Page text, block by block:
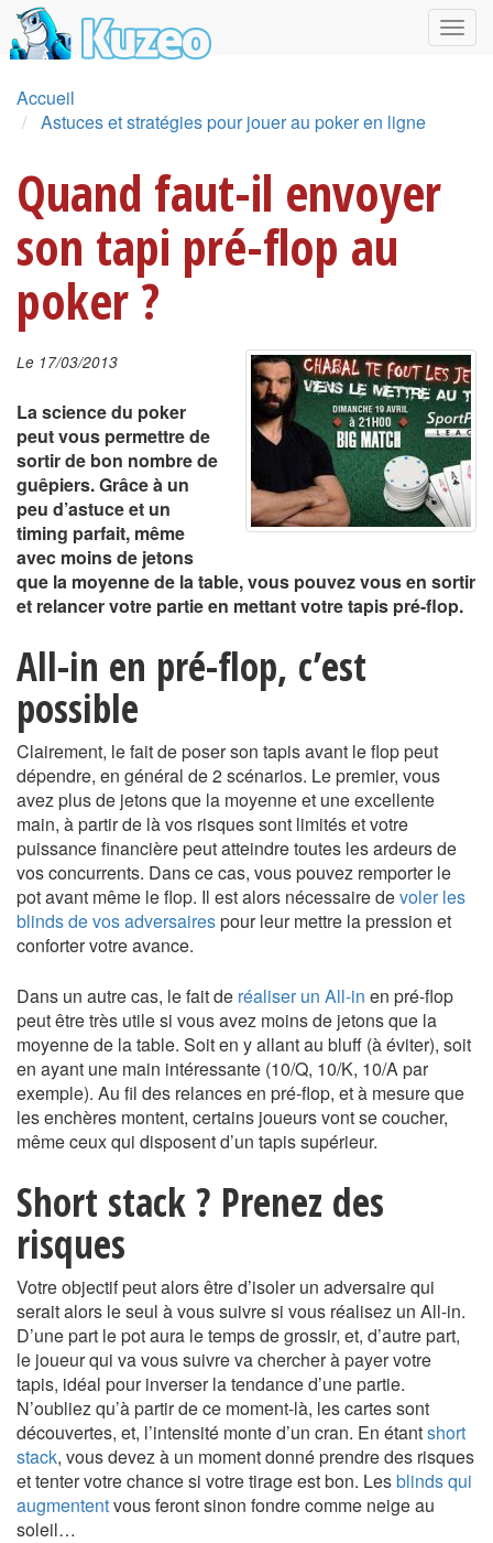
Accueil
Astuces et stratégies pour jouer au poker en ligne
Quand faut-il envoyer
son tapi pré-flop au
poker ?
Le 17/03/2013
La science du poker
peut vous permettre de
sortir de bon nombre de
guêpiers. Grâce à un
peu d’astuce et un
timing parfait, même
avec moins de jetons
que la moyenne de la table, vous pouvez vous en sortir
et relancer votre partie en mettant votre tapis pré-flop.
All-in en pré-flop, c’est
possible
Clairement, le fait de poser son tapis avant le flop peut
dépendre, en général de 2 scénarios. Le premier, vous
avez plus de jetons que la moyenne et une excellente
main, à partir de là vos risques sont limités et votre
puissance financière peut atteindre toutes les ardeurs de
vos concurrents. Dans ce cas, vous pouvez remporter le
pot avant même le flop. Il est alors nécessaire devoler les
blinds de vos adversairespour leur mettre la pression et
conforter votre avance.
Dans un autre cas, le fait de réaliser un All-in en pré-flop
peut être très utile si vous avez moins de jetons que la
moyenne de la table. Soit en y allant au bluff (à éviter), soit
en ayant une main intéressante (10/Q, 10/K, 10/A par
exemple). Au fil des relances en pré-flop, et à mesure que
les enchères montent, certains joueurs vont se coucher,
même ceux qui disposent d’un tapis supérieur.
Short stack ? Prenez des
risques
Votre objectif peut alors être d’isoler un adversaire qui
serait alors le seul à vous suivre si vous réalisez un All-in.
D’une part le pot aura le temps de grossir, et, d’autre part,
le joueur qui va vous suivre va chercher à payer votre
tapis, idéal pour inverser la tendance d’une partie.
N’oubliez qu’à partir de ce moment-là, les cartes sont
découvertes, et, l’intensité monte d’un cran. En étantshort
stack, vous devez à un moment donné prendre des risques
et tenter votre chance si votre tirage est bon. Lesblinds qui
augmententvous feront sinon fondre comme neige au
soleil…